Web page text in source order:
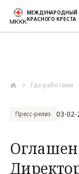
МЕЖДУНАРОДНЫЙ
КРАСНОГО КРЕСТА
Где работаем
Пресс-релиз 03-02-
Оглашен